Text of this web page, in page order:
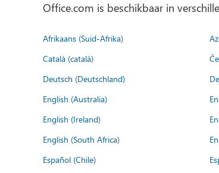
Office.com is beschikbaar in
Afrikaans (Suid-Afrika)
Català (català)
Deutsch (Deutschland)
English (Australia)
English (Ireland)
English (South Africa)
Español (Chile)